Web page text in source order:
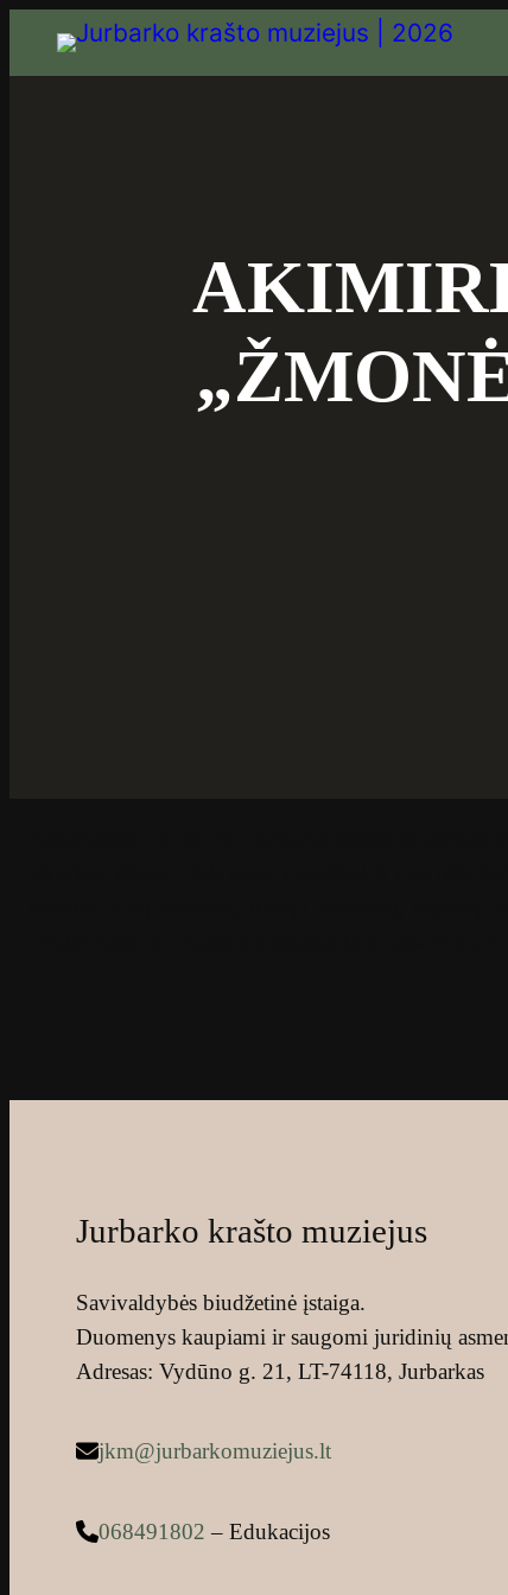
Jurbarko krašto muziejus
Savivaldybės biudžetinė įstaiga.
Duomenys kaupiami ir saugomi juridinių
Adresas: Vydūno g. 21, LT-74118, Jurbarkas
jkm@jurbarkomuziejus.lt
068491802 – Edukacijos